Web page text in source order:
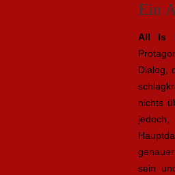
Ein
All Is
Dialog,
nichts
sein